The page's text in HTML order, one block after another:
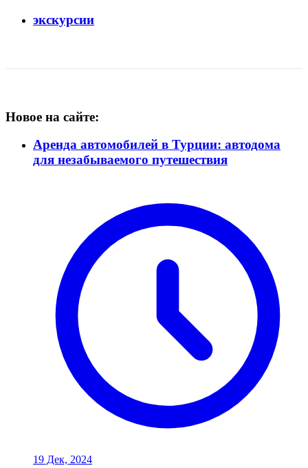
экскурсии
Новое на сайте:
Аренда автомобилей в Турции: автодома
для незабываемого путешествия
19 Дек, 2024